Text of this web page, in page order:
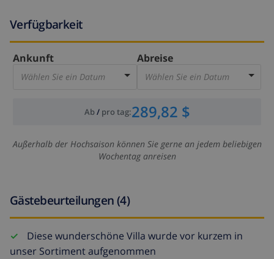
Verfügbarkeit
Ankunft
Wählen Sie ein Datum
Abreise
Wählen Sie ein Datum
Ab/ pro tag:289,82 $
Außerhalb der Hochsaison können Sie gerne an jedem beliebigen
Wochentag anreisen
Gästebeurteilungen (4)
Diese wunderschöne Villa wurde vor kurzem in
unser Sortiment aufgenommen